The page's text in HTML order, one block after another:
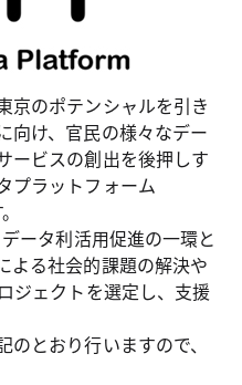
京のポテンシャルを引き
向け、官民の様々なデー
ービスの創出を後押しす
プラットフォーム
ータ利活用促進の一環と
よる社会的課題の解決や
ジェクトを選定し、支援
とおり行いますので、